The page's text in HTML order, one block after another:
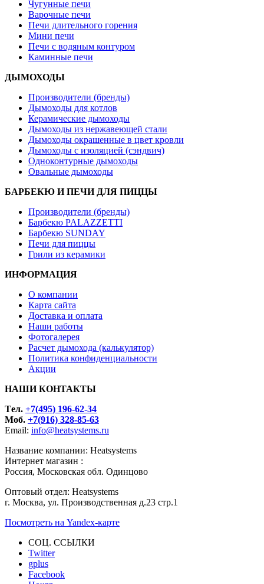
Чугунные печи
Варочные печи
Печи длительного горения
Мини печи
Печи с водяным контуром
Каминные печи
ДЫМОХОДЫ
Производители (бренды)
Дымоходы для котлов
Керамические дымоходы
Дымоходы из нержавеющей стали
Дымоходы окрашенные в цвет кровли
Дымоходы с изоляцией (сэндвич)
Одноконтурные дымоходы
Овальные дымоходы
БАРБЕКЮ И ПЕЧИ ДЛЯ ПИЦЦЫ
Производители (бренды)
Барбекю PALAZZETTI
Барбекю SUNDAY
Печи для пиццы
Грили из керамики
ИНФОРМАЦИЯ
О компании
Карта сайта
Доставка и оплата
Наши работы
Фотогалерея
Расчет дымохода (калькулятор)
Политика конфиденциальности
Акции
НАШИ КОНТАКТЫ
Tел. +7(495) 196-62-34
Моб. +7(916) 328-85-63
Email: info@heatsystems.ru
Название компании: Heatsystems
Интернет магазин :
Россия, Московская обл. Одинцово
Оптовый отдел: Heatsystems
г. Москва, ул. Производственная д.23 стр.1
Посмотреть на Yandex-карте
СОЦ. ССЫЛКИ
Twitter
gplus
Facebook